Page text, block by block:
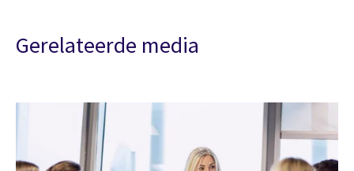
Gerelateerde media